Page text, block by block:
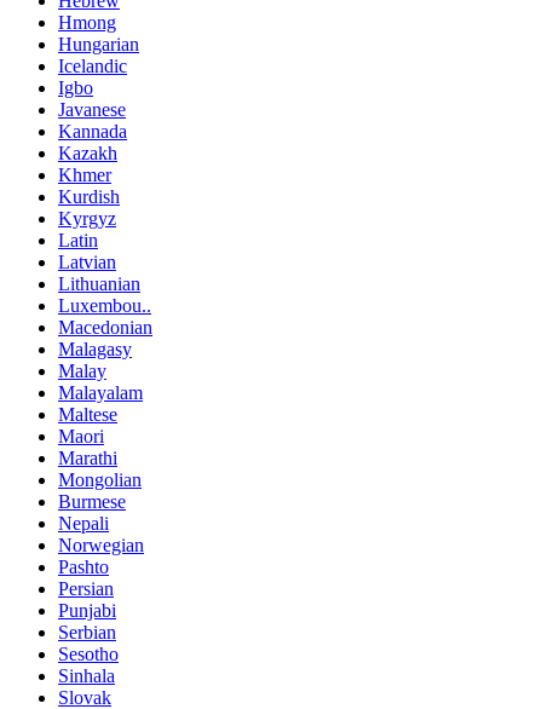
Hmong
Hungarian
Icelandic
Igbo
Javanese
Kannada
Kazakh
Khmer
Kurdish
Kyrgyz
Latin
Latvian
Lithuanian
Luxembou..
Macedonian
Malagasy
Malay
Malayalam
Maltese
Maori
Marathi
Mongolian
Burmese
Nepali
Norwegian
Pashto
Persian
Punjabi
Serbian
Sesotho
Sinhala
Slovak